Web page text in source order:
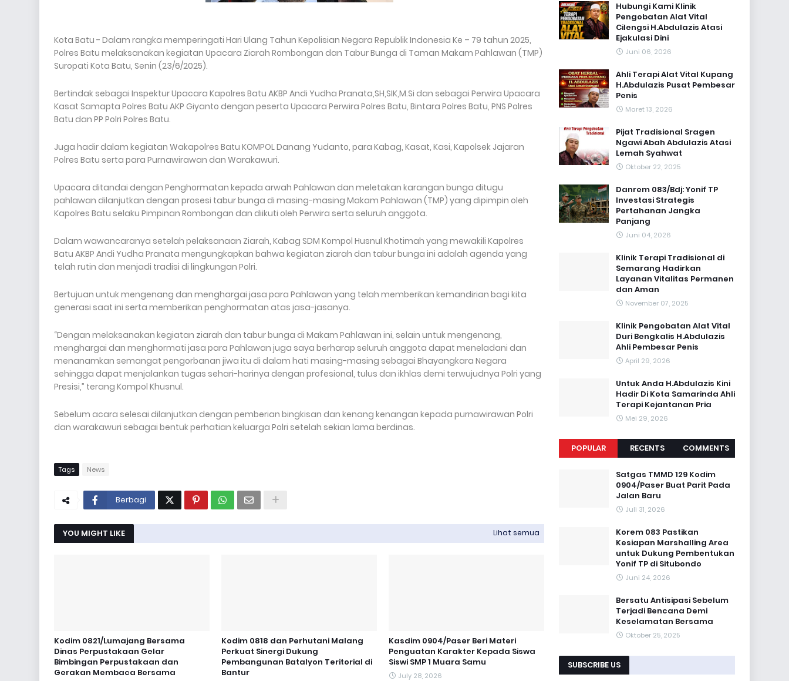
Kota Batu - Dalam rangka memperingati Hari Ulang Tahun Kepolisian Negara Republik Indonesia Ke – 79 tahun 2025,
Polres Batu melaksanakan kegiatan Upacara Ziarah Rombongan dan Tabur Bunga di Taman Makam Pahlawan (TMP)
Suropati Kota Batu, Senin (23/6/2025).
Bertindak sebagai Inspektur Upacara Kapolres Batu AKBP Andi Yudha Pranata,SH,SIK,M.Si dan sebagai Perwira Upacara
Kasat Samapta Polres Batu AKP Giyanto dengan peserta Upacara Perwira Polres Batu, Bintara Polres Batu, PNS Polres
Batu dan PP Polri Polres Batu.
Juga hadir dalam kegiatan Wakapolres Batu KOMPOL Danang Yudanto, para Kabag, Kasat, Kasi, Kapolsek Jajaran
Polres Batu serta para Purnawirawan dan Warakawuri.
Upacara ditandai dengan Penghormatan kepada arwah Pahlawan dan meletakan karangan bunga ditugu
pahlawan dilanjutkan dengan prosesi tabur bunga di masing-masing Makam Pahlawan (TMP) yang dipimpin oleh
Kapolres Batu selaku Pimpinan Rombongan dan diikuti oleh Perwira serta seluruh anggota.
Dalam wawancaranya setelah pelaksanaan Ziarah, Kabag SDM Kompol Husnul Khotimah yang mewakili Kapolres
Batu AKBP Andi Yudha Pranata mengungkapkan bahwa kegiatan ziarah dan tabur bunga ini adalah agenda yang
telah rutin dan menjadi tradisi di lingkungan Polri.
Bertujuan untuk mengenang dan menghargai jasa para Pahlawan yang telah memberikan kemandirian bagi kita
generasi saat ini serta memberikan penghormatan atas jasa-jasanya.
“Dengan melaksanakan kegiatan ziarah dan tabur bunga di Makam Pahlawan ini, selain untuk mengenang,
menghargai dan menghormati jasa para Pahlawan juga saya berharap seluruh anggota dapat meneladani dan
menanamkan semangat pengorbanan jiwa itu di dalam hati masing-masing sebagai Bhayangkara Negara
sehingga dapat menjalankan tugas sehari-harinya dengan profesional, tulus dan ikhlas demi terwujudnya Polri yang
Presisi,” terang Kompol Khusnul.
Sebelum acara selesai dilanjutkan dengan pemberian bingkisan dan kenang kenangan kepada purnawirawan Polri
dan warakawuri sebagai bentuk perhatian keluarga Polri setelah sekian lama berdinas.
Tags News
Berbagi
YOU MIGHT LIKE Lihat semua
Kodim 0821/Lumajang Bersama
Dinas Perpustakaan Gelar
Bimbingan Perpustakaan dan
Gerakan Membaca Bersama
Kodim 0818 dan Perhutani Malang
Perkuat Sinergi Dukung
Pembangunan Batalyon Teritorial di
Bantur
Kasdim 0904/Paser Beri Materi
Penguatan Karakter Kepada Siswa
Siswi SMP 1 Muara Samu
July 28, 2026
Hubungi Kami Klinik
Pengobatan Alat Vital
Cilengsi H.Abdulazis Atasi
Ejakulasi Dini
Juni 06, 2026
Ahli Terapi Alat Vital Kupang
H.Abdulazis Pusat Pembesar
Penis
Maret 13, 2026
Pijat Tradisional Sragen
Ngawi Abah Abdulazis Atasi
Lemah Syahwat
Oktober 22, 2025
Danrem 083/Bdj: Yonif TP
Investasi Strategis
Pertahanan Jangka
Panjang
Juni 04, 2026
Klinik Terapi Tradisional di
Semarang Hadirkan
Layanan Vitalitas Permanen
dan Aman
November 07, 2025
Klinik Pengobatan Alat Vital
Duri Bengkalis H.Abdulazis
Ahli Pembesar Penis
April 29, 2026
Untuk Anda H.Abdulazis Kini
Hadir Di Kota Samarinda Ahli
Terapi Kejantanan Pria
Mei 29, 2026
POPULAR RECENTS COMMENTS
Satgas TMMD 129 Kodim
0904/Paser Buat Parit Pada
Jalan Baru
Juli 31, 2026
Korem 083 Pastikan
Kesiapan Marshalling Area
untuk Dukung Pembentukan
Yonif TP di Situbondo
Juni 24, 2026
Bersatu Antisipasi Sebelum
Terjadi Bencana Demi
Keselamatan Bersama ‎
Oktober 25, 2025
SUBSCRIBE US